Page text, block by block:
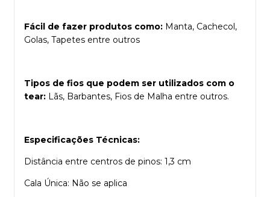
Fácil de fazer produtos como: Manta, Cachecol,
Golas, Tapetes entre outros
Tipos de fios que podem ser utilizados com o
tear: Lãs, Barbantes, Fios de Malha entre outros.
Especificações Técnicas:
Distância entre centros de pinos: 1,3 cm
Cala Única: Não se aplica